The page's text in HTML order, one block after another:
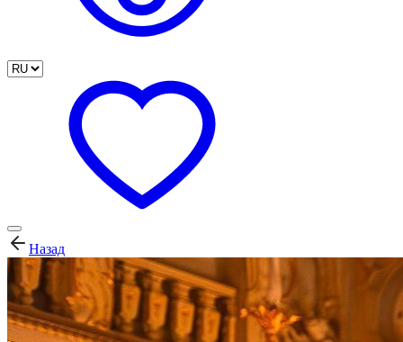
Назад